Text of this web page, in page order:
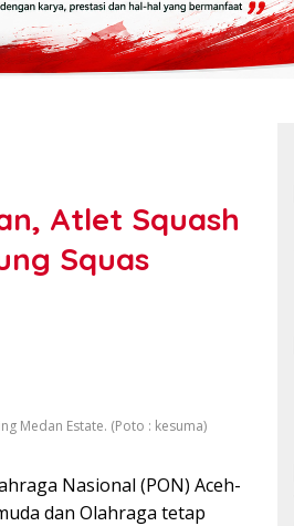
Atlet Squash
Squas
Medan Estate. (Poto : kesuma)
Nasional (PON) Aceh-
dan Olahraga tetap